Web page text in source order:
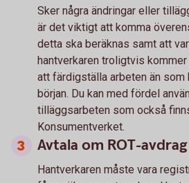
Sker några ändringar eller
är det viktigt att komma
detta ska beräknas samt att
hantverkaren troligtvis
att färdigställa arbeten än som
början. Du kan med fördel
tilläggsarbeten som också
Konsumentverket.
Avtala om ROT-avdrag
Hantverkaren måste vara